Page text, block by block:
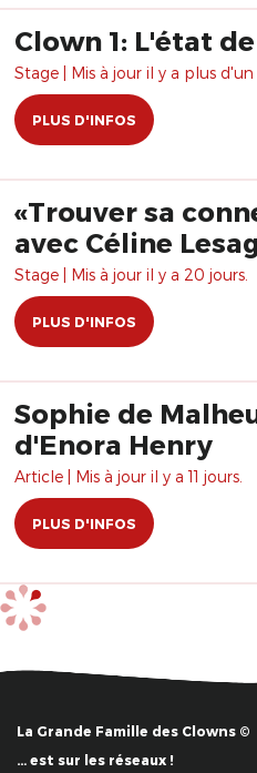
Clown 1: L'état
Stage | Mis à jour il y a plus d'un
PLUS D'INFOS
«Trouver sa
avec Céline
Stage | Mis à jour il y a 20 jours.
PLUS D'INFOS
Sophie de
d'Enora Henry
Article | Mis à jour il y a 11 jours.
PLUS D'INFOS
La Grande Famille des Clowns ©
… est sur les réseaux !